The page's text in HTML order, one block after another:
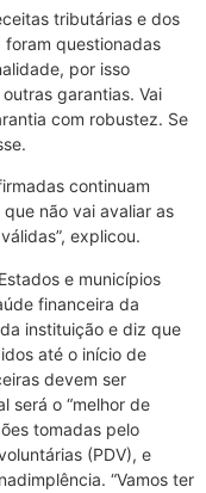
tributárias e dos
foram questionadas
por isso
garantias. Vai
com robustez. Se
continuam
não vai avaliar as
explicou.
e municípios
financeira da
instituição e diz que
até o início de
devem ser
será o “melhor de
tomadas pelo
(PDV), e
“Vamos ter